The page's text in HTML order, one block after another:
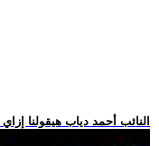
.. النائب أحمد دياب هيقولنا